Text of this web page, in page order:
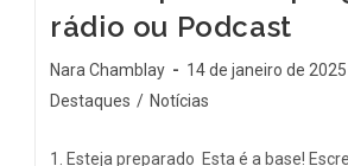
rádio ou Podcast
Nara Chamblay
14 de janeiro de 2025
Destaques / Notícias
1. Esteja preparado Esta é a base!